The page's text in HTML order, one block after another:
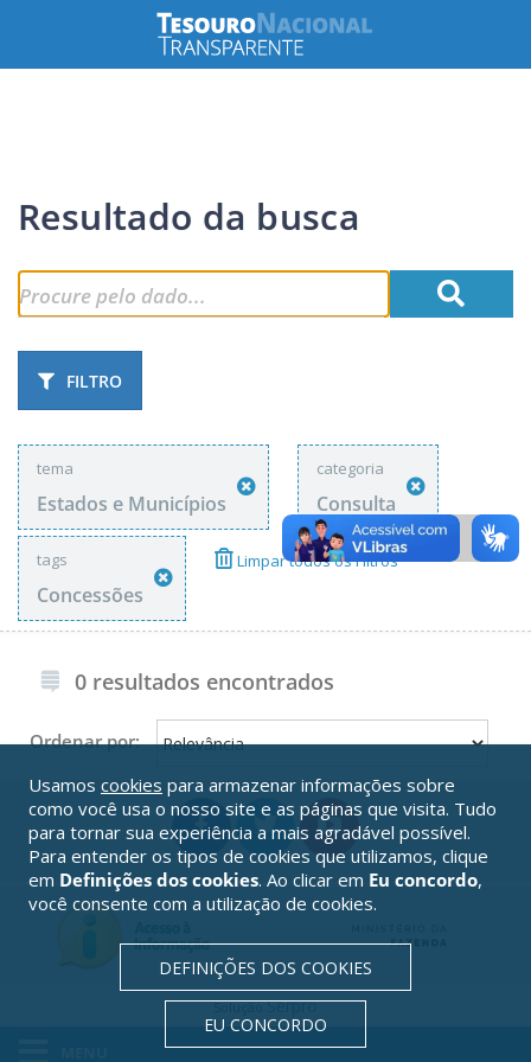
Resultado da busca
FILTRO
tema
Estados e Municípios
categoria
Consulta
tags
Concessões
Limpar todos os Filtros
0 resultados encontrados
Ordenar por:
SoluçãoSerpro
Usamos cookies para armazenar informações sobre
como você usa o nosso site e as páginas que visita. Tudo
para tornar sua experiência a mais agradável possível.
Para entender os tipos de cookies que utilizamos, clique
em Definições dos cookies. Ao clicar em Eu concordo,
você consente com a utilização de cookies.
DEFINIÇÕES DOS COOKIES
EU CONCORDO